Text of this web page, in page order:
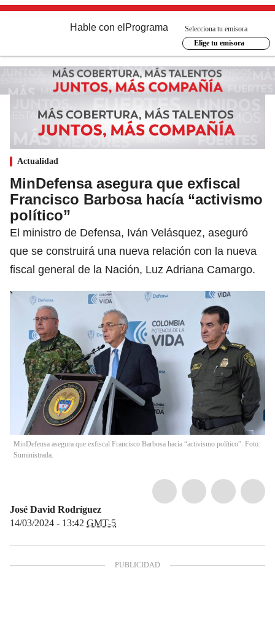
Hable con el Programa
Selecciona tu emisora
Elige tu emisora
Actualidad
MinDefensa asegura que exfiscal
Francisco Barbosa hacía “activismo
político”
El ministro de Defensa, Iván Velásquez, aseguró
que se construirá una nueva relación con la nueva
fiscal general de la Nación, Luz Adriana Camargo.
MinDefensa asegura que exfiscal Francisco Barbosa hacía “activismo político”. Foto:
Suministrada.
José David Rodríguez
14/03/2024 - 13:42 GMT-5